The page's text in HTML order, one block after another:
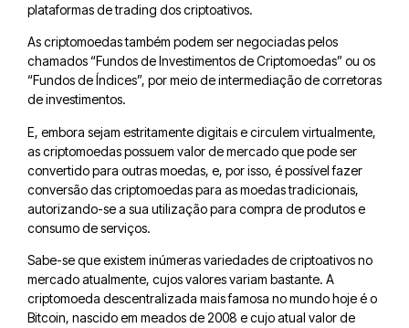
plataformas de trading dos criptoativos.
As criptomoedas também podem ser negociadas pelos
chamados “Fundos de Investimentos de Criptomoedas” ou os
“Fundos de Índices”, por meio de intermediação de corretoras
de investimentos.
E, embora sejam estritamente digitais e circulem virtualmente,
as criptomoedas possuem valor de mercado que pode ser
convertido para outras moedas, e, por isso, é possível fazer
conversão das criptomoedas para as moedas tradicionais,
autorizando-se a sua utilização para compra de produtos e
consumo de serviços.
Sabe-se que existem inúmeras variedades de criptoativos no
mercado atualmente, cujos valores variam bastante. A
criptomoeda descentralizada mais famosa no mundo hoje é o
Bitcoin, nascido em meados de 2008 e cujo atual valor de